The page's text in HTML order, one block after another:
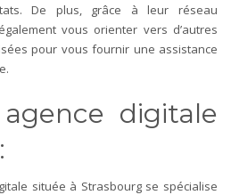
De plus, grâce à leur réseau
vous orienter vers d’autres
pour vous fournir une assistance
digitale
située à Strasbourg se spécialise